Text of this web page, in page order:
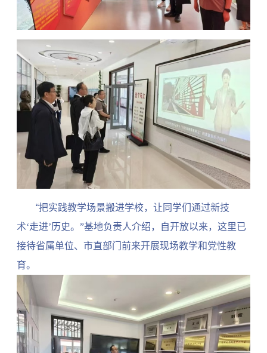
“把实践教学场景搬进学校，让同学们通过新技
术‘走进’历史。”基地负责人介绍，自开放以来，这里已
接待省属单位、市直部门前来开展现场教学和党性教
育。